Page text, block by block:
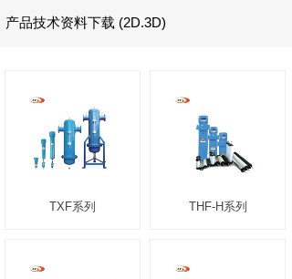
产品技术资料下载 (2D.3D)
TXF系列 THF-H系列